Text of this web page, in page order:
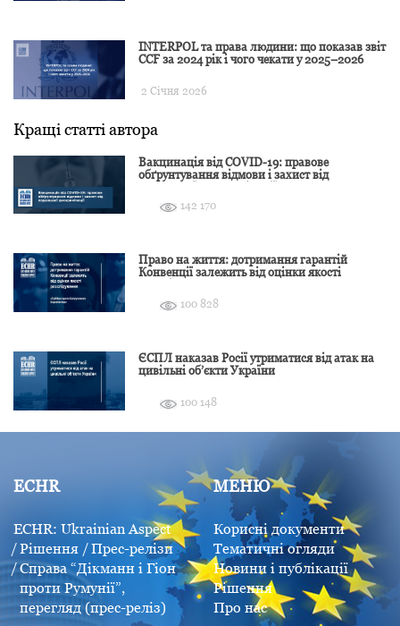
INTERPOL та права людини: що показав звіт
CCF за 2024 рік і чого чекати у 2025–2026
2 Січня 2026
Кращі статті автора
Вакцинація від COVID-19: правове
обґрунтування відмови і захист від
142 170
Право на життя: дотримання гарантій
Конвенції залежить від оцінки якості
100 828
ЄСПЛ наказав Росії утриматися від атак на
цивільні об’єкти України
100 148
ECHR
ECHR: Ukrainian Aspect
Рішення
Прес-релізи
Справа “Дікманн і Гіон
проти Румунії”,
перегляд (прес-реліз)
МЕНЮ
Корисні документи
Тематичні огляди
Новини і публікації
Рішення
Про нас